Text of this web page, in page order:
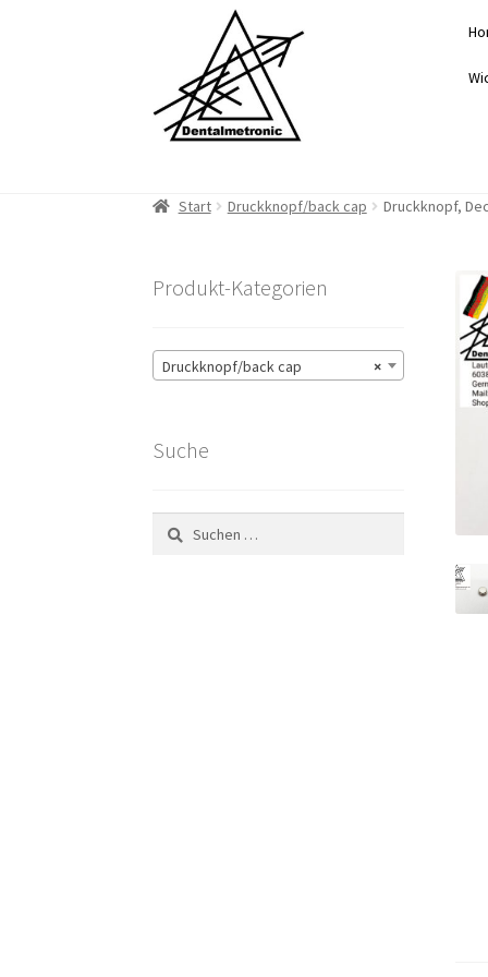
Navigation
springen
springen
Start Druckknopf/back cap Druckknopf,
Produkt-Kategorien
×
Druckknopf/back cap
Suche
Suchen
nach: